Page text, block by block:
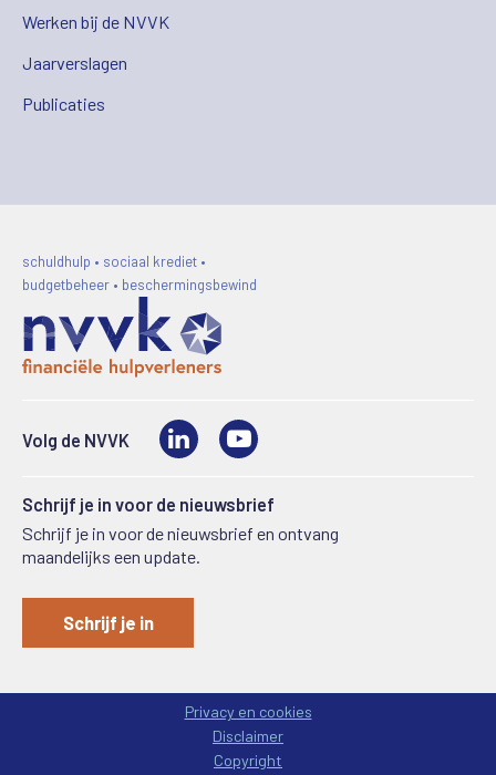
Werken bij de NVVK
Jaarverslagen
Publicaties
schuldhulp • sociaal krediet •
budgetbeheer • beschermingsbewind
Volg de NVVK LinkedIn
Schrijf je in voor de nieuwsbrief
Schrijf je in voor de nieuwsbrief en ontvang
maandelijks een update.
Schrijf je in
Privacy en cookies
Disclaimer
Copyright